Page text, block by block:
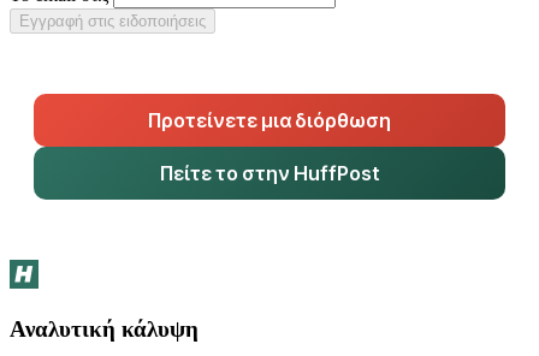
Εγγραφή στις ειδοποιήσεις
Προτείνετε μια διόρθωση
Πείτε το στην HuffPost
Αναλυτική κάλυψη